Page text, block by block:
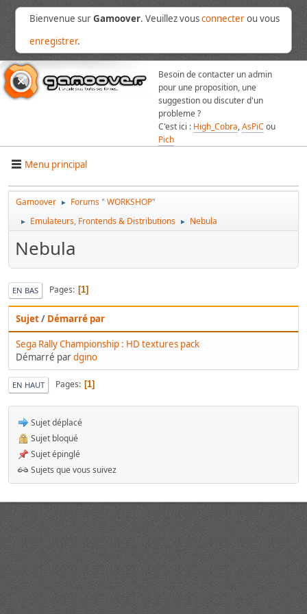
Bienvenue surGamoover. Veuillez vousconnecterou vous
enregistrer.
Besoin de contacter un admin
pour une proposition, une
suggestion ou discuter d'un
probleme ?
C'est ici : High_Cobra,AsPiC ou
Pich
Menu principal
Gamoover ► Forums " WORKSHOP"
► Emulateurs, Frontends & Distributions ► Nebula
Nebula
EN BAS Pages 1
Sujet/ Démarré par
Sega Rally Championship : HD textures pack
Démarré pardgino
EN HAUT Pages 1
Sujet déplacé
Sujet bloqué
Sujet épinglé
Sujets que vous suivez